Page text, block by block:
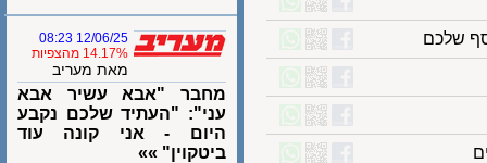
שלכם
12/06/25 08:23
14.17% מהצפיות
מאת מעריב
מחבר "אבא עשיר אבא
עני": "העתיד שלכם נקבע
היום - אני קונה עוד
ביטקוין" »»